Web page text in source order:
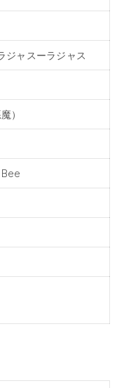
ジャスーラジャス
）